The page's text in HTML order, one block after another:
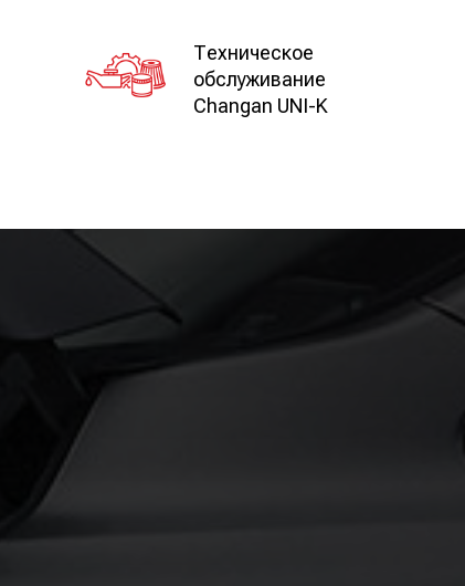
Техническое
обслуживание
Changan UNI-K